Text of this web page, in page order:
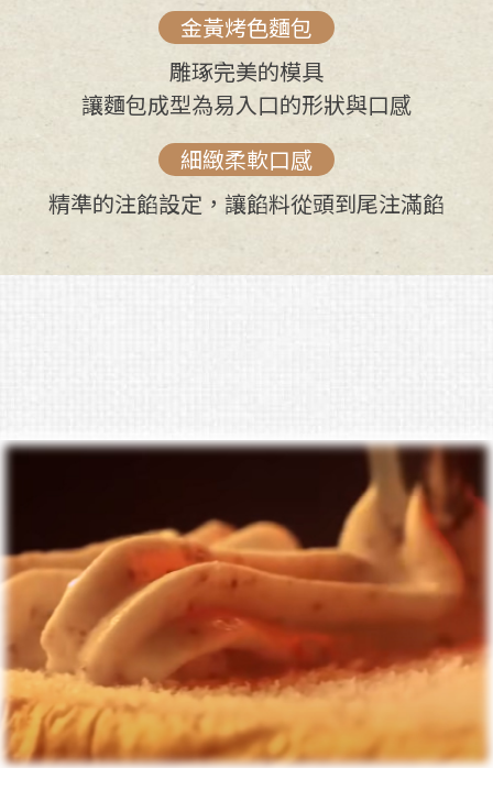
金黃烤色麵包
雕琢完美的模具
讓麵包成型為易入口的形狀與口感
細緻柔軟口感
精準的注餡設定，讓餡料從頭到尾注滿餡